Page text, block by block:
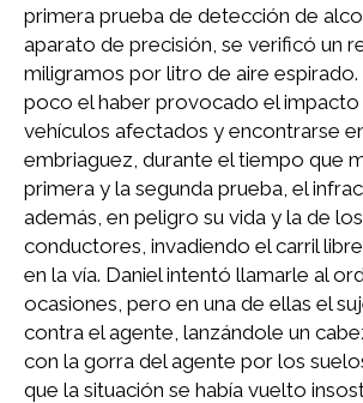
primera prueba de detección de
aparato de precisión, se verificó un
miligramos por litro de aire
poco el haber provocado el
vehículos afectados y encontrarse
embriaguez, durante el tiempo que
primera y la segunda prueba, el
además, en peligro su vida y la de
conductores, invadiendo el carril
en la vía. Daniel intentó llamarle al
ocasiones, pero en una de ellas el
contra el agente, lanzándole un
con la gorra del agente por los
que la situación se había vuelto